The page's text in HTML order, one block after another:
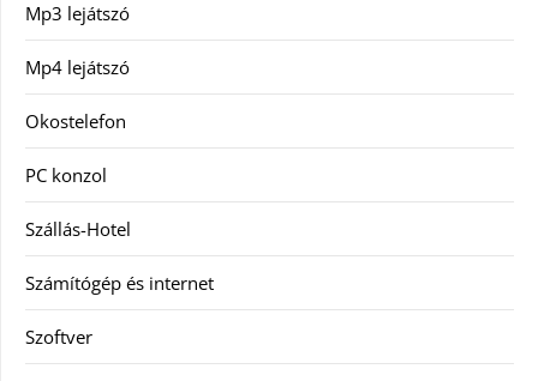
Mp3 lejátszó
Mp4 lejátszó
Okostelefon
PC konzol
Szállás-Hotel
Számítógép és internet
Szoftver